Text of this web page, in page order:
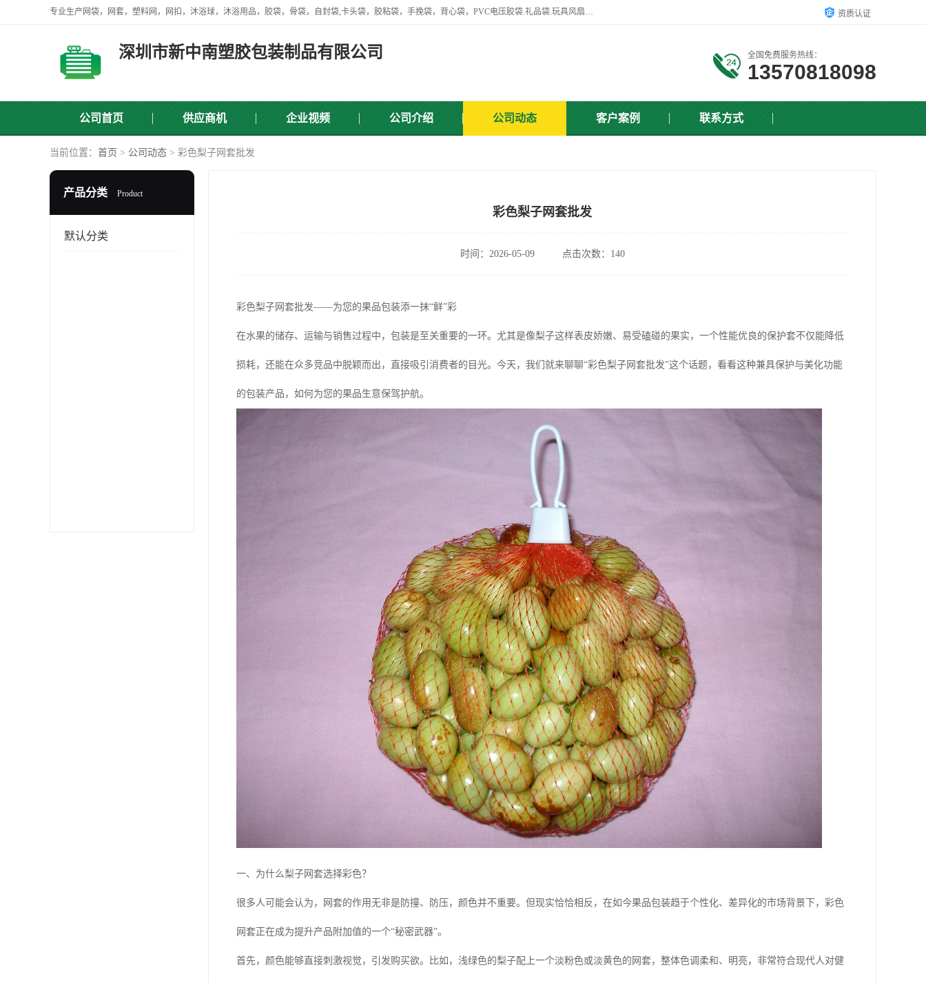
专业生产网袋，网套，塑料网，网扣，沐浴球，沐浴用品，胶袋，骨袋，自封袋,卡头袋，胶粘袋，手挽袋，背心袋，PVC电压胶袋.礼品袋.玩具风扇叶，屏蔽袋,等产品. 资质认证
深圳市新中南塑胶包装制品有限公司 全国免费服务热线：
13570818098
公司首页 供应商机 企业视频 公司介绍 公司动态 客户案例 联系方式
当前位置： 首页 > 公司动态 > 彩色梨子网套批发
产品分类 Product
默认分类
彩色梨子网套批发
时间：2026-05-09 点击次数：140
彩色梨子网套批发——为您的果品包装添一抹“鲜”彩
在水果的储存、运输与销售过程中，包装是至关重要的一环。尤其是像梨子这样表皮娇嫩、易受磕碰的果实，一个性能优良的保护套不仅能降低
损耗，还能在众多竞品中脱颖而出，直接吸引消费者的目光。今天，我们就来聊聊“彩色梨子网套批发”这个话题，看看这种兼具保护与美化功能
的包装产品，如何为您的果品生意保驾护航。
一、为什么梨子网套选择彩色？
很多人可能会认为，网套的作用无非是防撞、防压，颜色并不重要。但现实恰恰相反，在如今果品包装趋于个性化、差异化的市场背景下，彩色
网套正在成为提升产品附加值的一个“秘密武器”。
首先，颜色能够直接刺激视觉，引发购买欲。比如，浅绿色的梨子配上一个淡粉色或淡黄色的网套，整体色调柔和、明亮，非常符合现代人对健